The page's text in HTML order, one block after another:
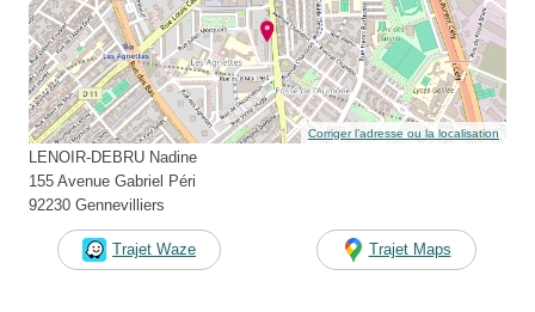
Corriger l’adresse ou la localisation
LENOIR-DEBRU Nadine
155 Avenue Gabriel Péri
92230 Gennevilliers
Trajet Waze Trajet Maps